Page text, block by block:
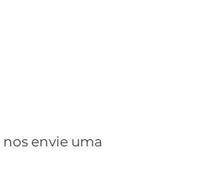
envie uma